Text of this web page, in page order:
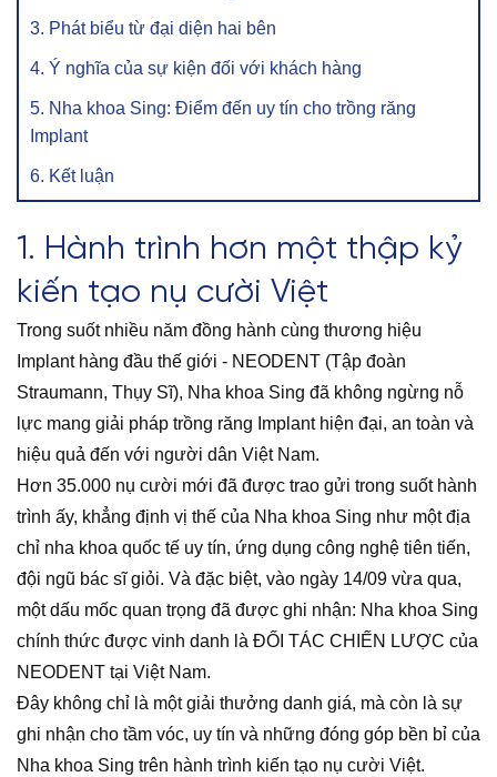
3. Phát biểu từ đại diện hai bên
4. Ý nghĩa của sự kiện đối với khách hàng
5. Nha khoa Sing: Điểm đến uy tín cho trồng răng
Implant
6. Kết luận
1. Hành trình hơn một thập kỷ
kiến tạo nụ cười Việt
Trong suốt nhiều năm đồng hành cùng thương hiệu
Implant hàng đầu thế giới - NEODENT (Tập đoàn
Straumann, Thụy Sĩ), Nha khoa Sing đã không ngừng nỗ
lực mang giải pháp trồng răng Implant hiện đại, an toàn và
hiệu quả đến với người dân Việt Nam.
Hơn 35.000 nụ cười mới đã được trao gửi trong suốt hành
trình ấy, khẳng định vị thế của Nha khoa Sing như một địa
chỉ nha khoa quốc tế uy tín, ứng dụng công nghệ tiên tiến,
đội ngũ bác sĩ giỏi. Và đặc biệt, vào ngày 14/09 vừa qua,
một dấu mốc quan trọng đã được ghi nhận: Nha khoa Sing
chính thức được vinh danh là ĐỐI TÁC CHIẾN LƯỢC của
NEODENT tại Việt Nam.
Đây không chỉ là một giải thưởng danh giá, mà còn là sự
ghi nhận cho tầm vóc, uy tín và những đóng góp bền bỉ của
Nha khoa Sing trên hành trình kiến tạo nụ cười Việt.